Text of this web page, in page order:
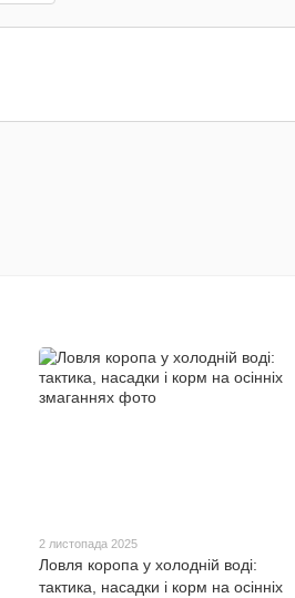
2 листопада 2025
Ловля коропа у холодній воді:
тактика, насадки і корм на осінніх